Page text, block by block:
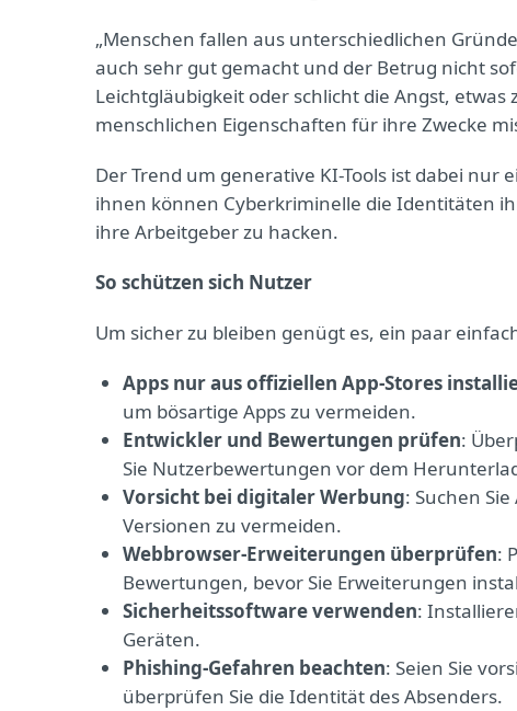
„Menschen fallen aus unterschiedlichen
auch sehr gut gemacht und der Betrug nicht
Leichtgläubigkeit oder schlicht die Angst, etwas
menschlichen Eigenschaften für ihre Zwecke
Der Trend um generative KI-Tools ist dabei
ihnen können Cyberkriminelle die Identitäten
ihre Arbeitgeber zu hacken.
So schützen sich Nutzer
Um sicher zu bleiben genügt es, ein paar
Apps nur aus offiziellen App-Stores
um bösartige Apps zu vermeiden.
Entwickler und Bewertungen prüfen:
Sie Nutzerbewertungen vor dem
Vorsicht bei digitaler Werbung: Suchen
Versionen zu vermeiden.
Webbrowser-Erweiterungen überprüfen:
Bewertungen, bevor Sie Erweiterungen
Sicherheitssoftware verwenden:
Geräten.
Phishing-Gefahren beachten: Seien Sie
überprüfen Sie die Identität des Absenders.